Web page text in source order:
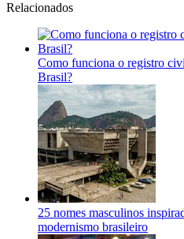
Relacionados
Como funciona o registro
Brasil?
25 nomes masculinos
modernismo brasileiro